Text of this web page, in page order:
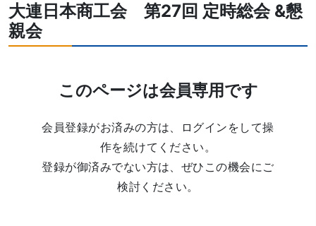
大連日本商工会 第27回 定時総会 &懇
親会
このページは会員専用です
会員登録がお済みの方は、ログインをして操
作を続けてください。
登録が御済みでない方は、ぜひこの機会にご
検討ください。